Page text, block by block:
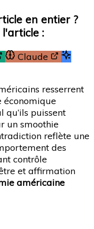
en entier ?
:
Claude
resserrent
économique
puissent
un smoothie
reflète une
des
contrôle
et affirmation
américaine